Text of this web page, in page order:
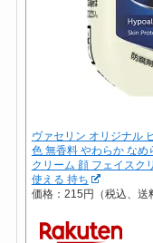
ヴァセリン オリジナル
色 無香料 やわらか なめ
クリーム 顔 フェイスク
使える 持ち
価格：215円（税込、送